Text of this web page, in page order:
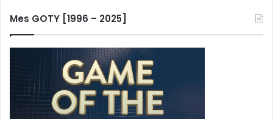
Mes GOTY [1996 – 2025]